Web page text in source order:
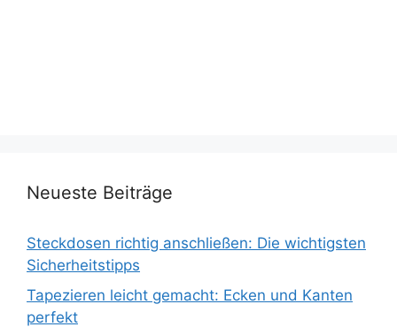
Neueste Beiträge
Steckdosen richtig anschließen: Die wichtigsten
Sicherheitstipps
Tapezieren leicht gemacht: Ecken und Kanten
perfekt